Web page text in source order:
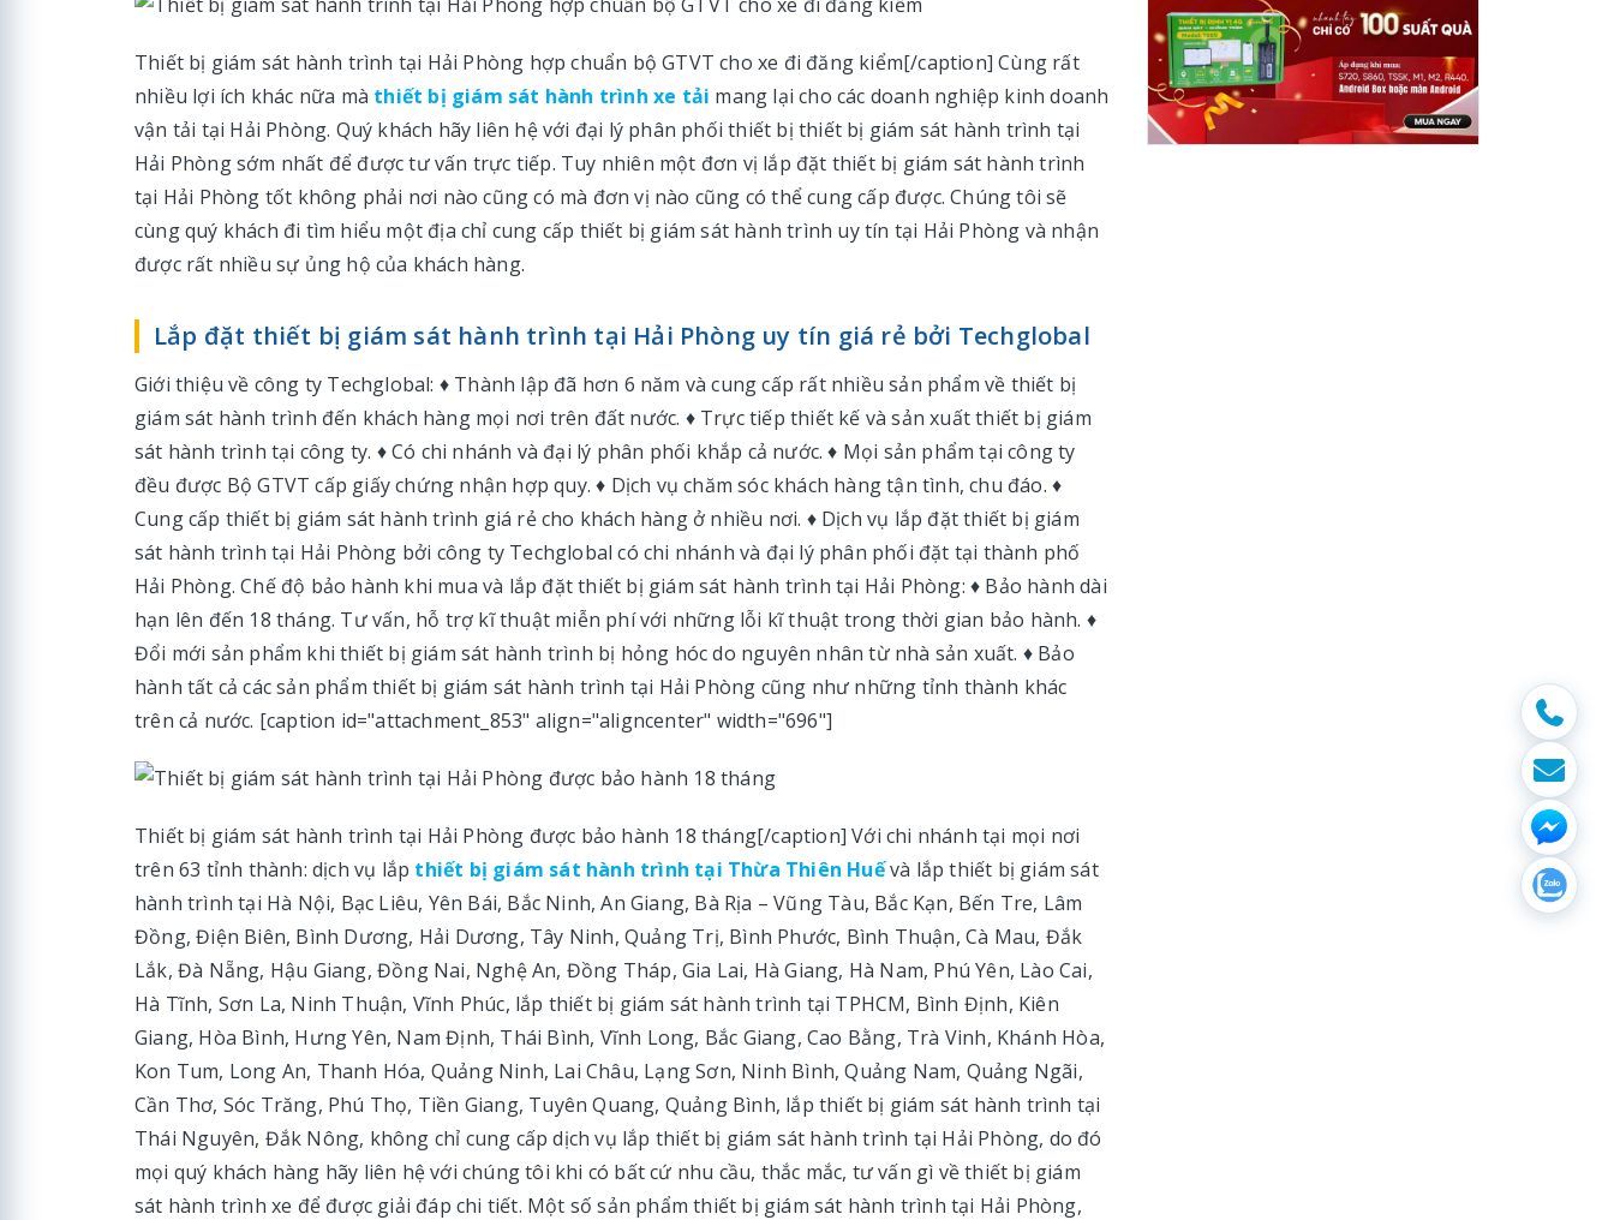
Thiết bị giám sát hành trình tại Hải Phòng hợp chuẩn bộ GTVT cho xe đi đăng kiểm[/caption] Cùng rất
nhiều lợi ích khác nữa mà thiết bị giám sát hành trình xe tải mang lại cho các doanh nghiệp kinh doanh
vận tải tại Hải Phòng. Quý khách hãy liên hệ với đại lý phân phối thiết bị thiết bị giám sát hành trình tại
Hải Phòng sớm nhất để được tư vấn trực tiếp. Tuy nhiên một đơn vị lắp đặt thiết bị giám sát hành trình
tại Hải Phòng tốt không phải nơi nào cũng có mà đơn vị nào cũng có thể cung cấp được. Chúng tôi sẽ
cùng quý khách đi tìm hiểu một địa chỉ cung cấp thiết bị giám sát hành trình uy tín tại Hải Phòng và nhận
được rất nhiều sự ủng hộ của khách hàng.
Lắp đặt thiết bị giám sát hành trình tại Hải Phòng uy tín giá rẻ bởi Techglobal
Giới thiệu về công ty Techglobal: ♦ Thành lập đã hơn 6 năm và cung cấp rất nhiều sản phẩm về thiết bị
giám sát hành trình đến khách hàng mọi nơi trên đất nước. ♦ Trực tiếp thiết kế và sản xuất thiết bị giám
sát hành trình tại công ty. ♦ Có chi nhánh và đại lý phân phối khắp cả nước. ♦ Mọi sản phẩm tại công ty
đều được Bộ GTVT cấp giấy chứng nhận hợp quy. ♦ Dịch vụ chăm sóc khách hàng tận tình, chu đáo. ♦
Cung cấp thiết bị giám sát hành trình giá rẻ cho khách hàng ở nhiều nơi. ♦ Dịch vụ lắp đặt thiết bị giám
sát hành trình tại Hải Phòng bởi công ty Techglobal có chi nhánh và đại lý phân phối đặt tại thành phố
Hải Phòng. Chế độ bảo hành khi mua và lắp đặt thiết bị giám sát hành trình tại Hải Phòng: ♦ Bảo hành dài
hạn lên đến 18 tháng. Tư vấn, hỗ trợ kĩ thuật miễn phí với những lỗi kĩ thuật trong thời gian bảo hành. ♦
Đổi mới sản phẩm khi thiết bị giám sát hành trình bị hỏng hóc do nguyên nhân từ nhà sản xuất. ♦ Bảo
hành tất cả các sản phẩm thiết bị giám sát hành trình tại Hải Phòng cũng như những tỉnh thành khác
trên cả nước. [caption id="attachment_853" align="aligncenter" width="696"]
Thiết bị giám sát hành trình tại Hải Phòng được bảo hành 18 tháng[/caption] Với chi nhánh tại mọi nơi
trên 63 tỉnh thành: dịch vụ lắp thiết bị giám sát hành trình tại Thừa Thiên Huếvà lắp thiết bị giám sát
hành trình tại Hà Nội, Bạc Liêu, Yên Bái, Bắc Ninh, An Giang, Bà Rịa – Vũng Tàu, Bắc Kạn, Bến Tre, Lâm
Đồng, Điện Biên, Bình Dương, Hải Dương, Tây Ninh, Quảng Trị, Bình Phước, Bình Thuận, Cà Mau, Đắk
Lắk, Đà Nẵng, Hậu Giang, Đồng Nai, Nghệ An, Đồng Tháp, Gia Lai, Hà Giang, Hà Nam, Phú Yên, Lào Cai,
Hà Tĩnh, Sơn La, Ninh Thuận, Vĩnh Phúc, lắp thiết bị giám sát hành trình tại TPHCM, Bình Định, Kiên
Giang, Hòa Bình, Hưng Yên, Nam Định, Thái Bình, Vĩnh Long, Bắc Giang, Cao Bằng, Trà Vinh, Khánh Hòa,
Kon Tum, Long An, Thanh Hóa, Quảng Ninh, Lai Châu, Lạng Sơn, Ninh Bình, Quảng Nam, Quảng Ngãi,
Cần Thơ, Sóc Trăng, Phú Thọ, Tiền Giang, Tuyên Quang, Quảng Bình, lắp thiết bị giám sát hành trình tại
Thái Nguyên, Đắk Nông, không chỉ cung cấp dịch vụ lắp thiết bị giám sát hành trình tại Hải Phòng, do đó
mọi quý khách hàng hãy liên hệ với chúng tôi khi có bất cứ nhu cầu, thắc mắc, tư vấn gì về thiết bị giám
sát hành trình xe để được giải đáp chi tiết. Một số sản phẩm thiết bị giám sát hành trình tại Hải Phòng,